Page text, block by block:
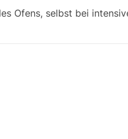
Ofens, selbst bei